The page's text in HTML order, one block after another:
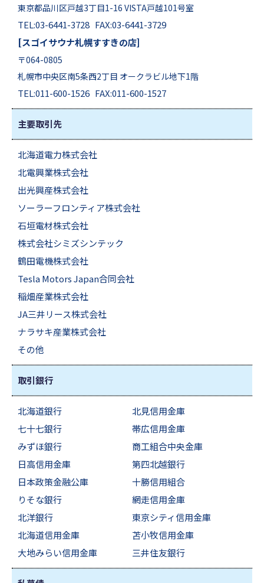
東京都品川区戸越3丁目1-16 VISTA戸越101号室
TEL:03-6441-3728 FAX:03-6441-3729
[スゴイサウナ札幌すすきの店]
〒064-0805
札幌市中央区南5条西2丁目 オークラビル地下1階
TEL:011-600-1526 FAX:011-600-1527
主要取引先
北海道電力株式会社
北電興業株式会社
出光興産株式会社
ソーラーフロンティア株式会社
石垣電材株式会社
株式会社シミズシンテック
鶴田電機株式会社
Tesla Motors Japan合同会社
稲畑産業株式会社
JA三井リース株式会社
ナラサキ産業株式会社
その他
取引銀行
北海道銀行
七十七銀行
みずほ銀行
日高信用金庫
日本政策金融公庫
りそな銀行
北洋銀行
北海道信用金庫
大地みらい信用金庫
北見信用金庫
帯広信用金庫
商工組合中央金庫
第四北越銀行
十勝信用組合
網走信用金庫
東京シティ信用金庫
苫小牧信用金庫
三井住友銀行